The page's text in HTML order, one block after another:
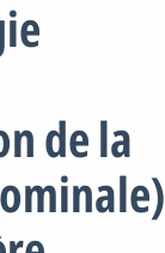
de la